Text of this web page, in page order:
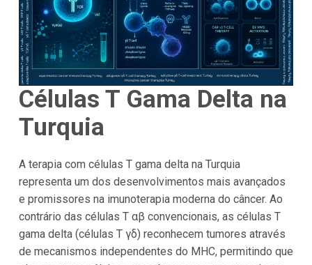
Células T Gama Delta na
Turquia
A terapia com células T gama delta na Turquia
representa um dos desenvolvimentos mais avançados
e promissores na imunoterapia moderna do câncer. Ao
contrário das células T αβ convencionais, as células T
gama delta (células T γδ) reconhecem tumores através
de mecanismos independentes do MHC, permitindo que